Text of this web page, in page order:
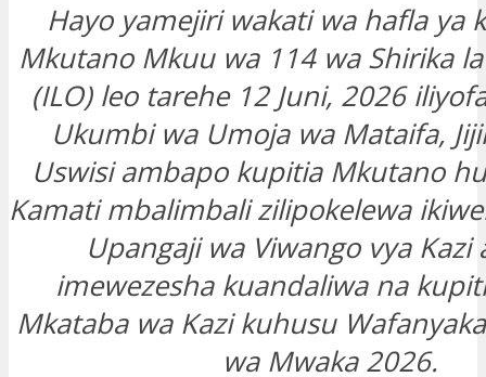
Hayo yamejiri wakati wa hafla ya
Mkutano Mkuu wa 114 wa Shirika
(ILO) leo tarehe 12 Juni, 2026
Ukumbi wa Umoja wa Mataifa,
Uswisi ambapo kupitia Mkutano
Kamati mbalimbali zilipokelewa
Upangaji wa Viwango vya Kazi
imewezesha kuandaliwa na
Mkataba wa Kazi kuhusu
wa Mwaka 2026.